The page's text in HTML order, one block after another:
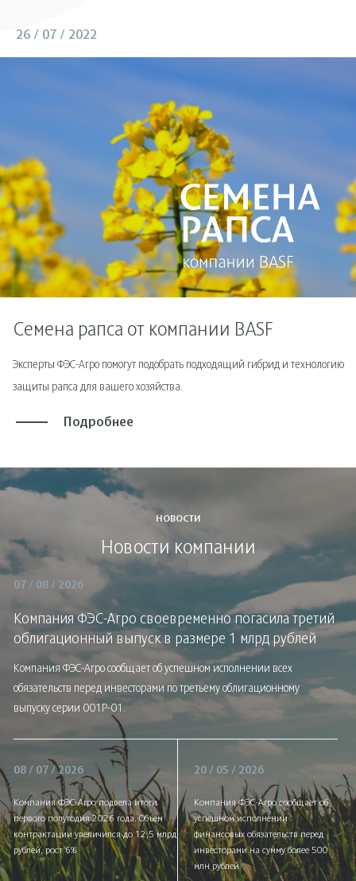
26 / 07 / 2022
Семена рапса от компании BASF
Эксперты ФЭС-Агро помогут подобрать подходящий гибрид и технологию
защиты рапса для вашего хозяйства.
Подробнее
НОВОСТИ
Новости компании
07 / 08 / 2026
Компания ФЭС-Агро своевременно погасила третий
облигационный выпуск в размере 1 млрд рублей
Компания ФЭС-Агро сообщает об успешном исполнении всех
обязательств перед инвесторами по третьему облигационному
выпуску серии 001Р-01.
08 / 07 / 2026
Компания ФЭС-Агро подвела итоги
первого полугодия 2026 года. Объем
контрактации увеличился до 12,5 млрд
рублей, рост 6%
20 / 05 / 2026
Компания ФЭС-Агро сообщает об
успешном исполнении
финансовых обязательств перед
инвесторами на сумму более 500
млн рублей